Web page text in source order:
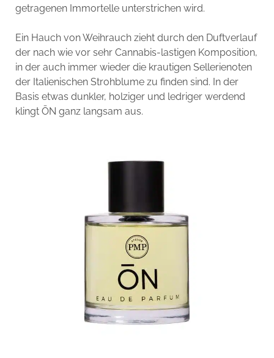
getragenen Immortelle unterstrichen wird.
Ein Hauch von Weihrauch zieht durch den Duftverlauf
der nach wie vor sehr Cannabis-lastigen Komposition,
in der auch immer wieder die krautigen Sellerienoten
der Italienischen Strohblume zu finden sind. In der
Basis etwas dunkler, holziger und ledriger werdend
klingt ŌN ganz langsam aus.